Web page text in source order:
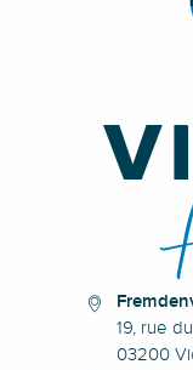
19, rue
03200